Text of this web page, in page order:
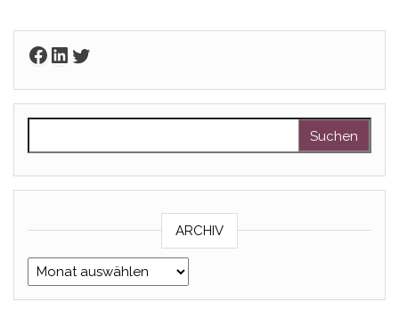
Facebook
LinkedIn
Twitter
ARCHIV
Archiv